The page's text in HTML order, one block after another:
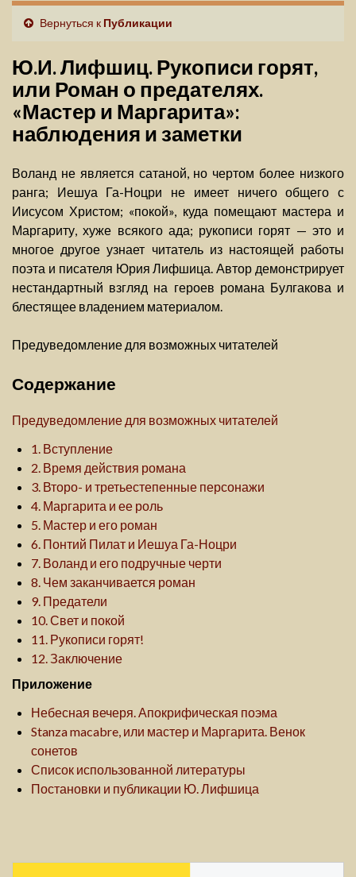
Вернуться к Публикации
Ю.И. Лифшиц. Рукописи горят,
или Роман о предателях.
«Мастер и Маргарита»:
наблюдения и заметки
Воланд не является сатаной, но чертом более низкого
ранга; Иешуа Га-Ноцри не имеет ничего общего с
Иисусом Христом; «покой», куда помещают мастера и
Маргариту, хуже всякого ада; рукописи горят — это и
многое другое узнает читатель из настоящей работы
поэта и писателя Юрия Лифшица. Автор демонстрирует
нестандартный взгляд на героев романа Булгакова и
блестящее владением материалом.
Предуведомление для возможных читателей
Содержание
Предуведомление для возможных читателей
1. Вступление
2. Время действия романа
3. Второ- и третьестепенные персонажи
4. Маргарита и ее роль
5. Мастер и его роман
6. Понтий Пилат и Иешуа Га-Ноцри
7. Воланд и его подручные черти
8. Чем заканчивается роман
9. Предатели
10. Свет и покой
11. Рукописи горят!
12. Заключение
Приложение
Небесная вечеря. Апокрифическая поэма
Stanza macabre, или мастер и Маргарита. Венок
сонетов
Список использованной литературы
Постановки и публикации Ю. Лифшица